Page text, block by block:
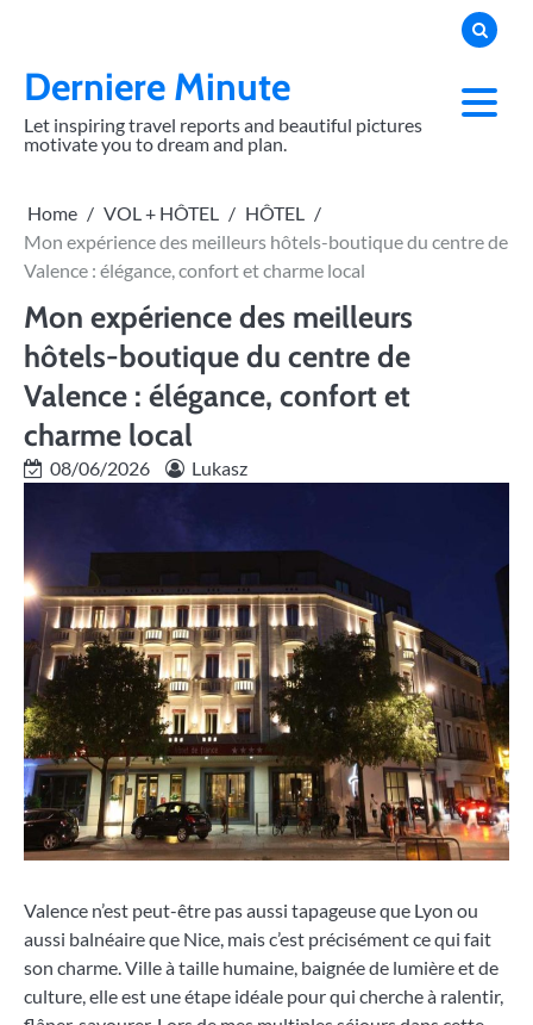
contentDerniere Minute
Let inspiring travel reports and beautiful pictures
motivate you to dream and plan.
Home VOL + HÔTEL
HÔTEL
Mon expérience des meilleurs hôtels-boutique du centre de
Valence : élégance, confort et charme local
Mon expérience des meilleurs
hôtels-boutique du centre de
Valence : élégance, confort et
charme local
08/06/2026 Lukasz
Valence n’est peut-être pas aussi tapageuse que Lyon ou
aussi balnéaire que Nice, mais c’est précisément ce qui fait
son charme. Ville à taille humaine, baignée de lumière et de
culture, elle est une étape idéale pour qui cherche à ralentir,